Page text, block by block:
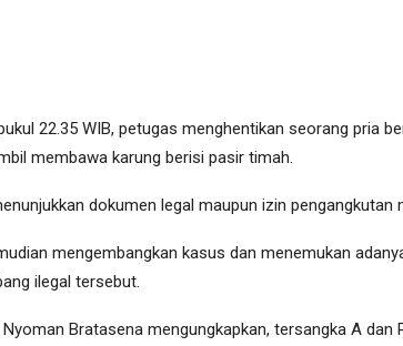
22.35 WIB, petugas menghentikan seorang pria
membawa karung berisi pasir timah.
dokumen legal maupun izin pengangkutan
mengembangkan kasus dan menemukan
ilegal tersebut.
Bratasena mengungkapkan, tersangka A dan